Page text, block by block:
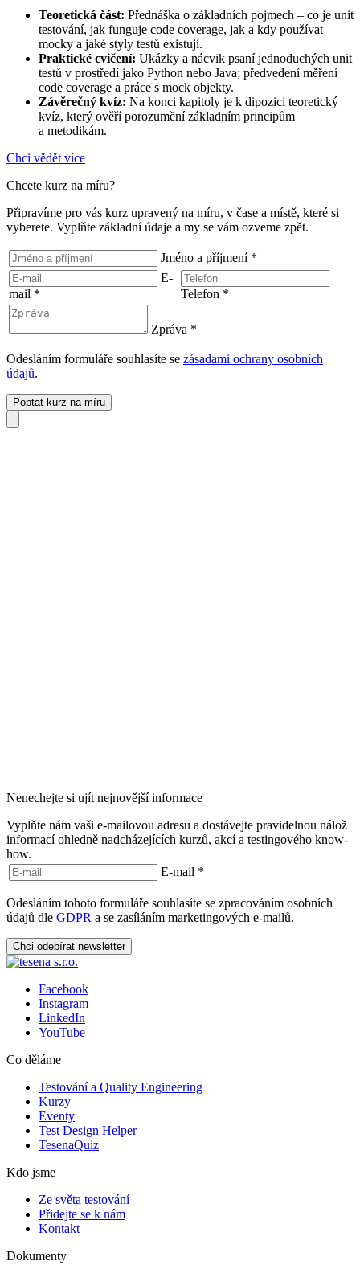
Teoretická část: Přednáška o základních pojmech – co je unit
testování, jak funguje code coverage, jak a kdy používat
mocky a jaké styly testů existují.
Praktické cvičení: Ukázky a nácvik psaní jednoduchých unit
testů v prostředí jako Python nebo Java; předvedení měření
code coverage a práce s mock objekty.
Závěrečný kvíz: Na konci kapitoly je k dipozici teoretický
kvíz, který ověří porozumění základním principům
a metodikám.
Chci vědět více
Chcete kurz na míru?
Připravíme pro vás kurz upravený na míru, v čase a místě, které si
vyberete. Vyplňte základní údaje a my se vám ozveme zpět.
Jméno a příjmení *
E-
mail * Telefon *
Zpráva *
Odesláním formuláře souhlasíte se zásadami ochrany osobních
údajů.
Poptat kurz na míru
Nenechejte si ujít nejnovější informace
Vyplňte nám vaši e-mailovou adresu a dostávejte pravidelnou nálož
informací ohledně nadcházejících kurzů, akcí a testingového know-
how.
E-mail *
Odesláním tohoto formuláře souhlasíte se zpracováním osobních
údajů dle GDPR a se zasíláním marketingových e-mailů.
Chci odebírat newsletter
Facebook
Instagram
LinkedIn
YouTube
Co děláme
Testování a Quality Engineering
Kurzy
Eventy
Test Design Helper
TesenaQuiz
Kdo jsme
Ze světa testování
Přidejte se k nám
Kontakt
Dokumenty